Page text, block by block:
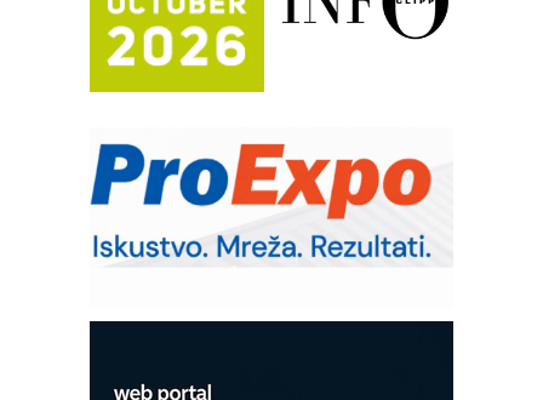
Potpuna efikasnost bez složenih
sistema
IB BLUMENAUER - više od 40 godina
poverenja u industriji
RMQ-TITAN ADVANCED INDICATOR
– Pametna signalizacija za efikasnije
upravljanje mašinama
EVOKS Maintenance Management